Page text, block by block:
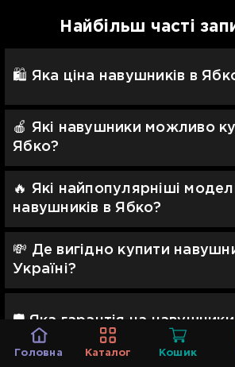
Найбільш часті
🛍️ Яка ціна навушників в
🍎 Які навушники можливо
Ябко?
🔥 Які найпопулярніші
навушників в Ябко?
💸 Де вигідно купити
Україні?
🛡 Яка гарантія на
Головна Каталог Кошик